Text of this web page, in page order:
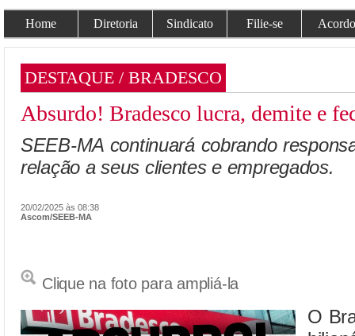
Home Diretoria Sindicato Filie-se
DESTAQUE / BRADESCO
Absurdo! Bradesco lucra, demite e
SEEB-MA continuará cobrando
relação a seus clientes e empregados.
20/02/2025 às 08:38
Ascom/SEEB-MA
Clique na foto para ampliá-la
O